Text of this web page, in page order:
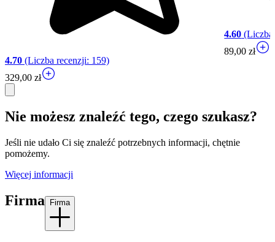
4.70 (Liczba recenzji: 159)
329,00 zł
4.60 (Liczba
89,00 zł
Nie możesz znaleźć tego, czego szukasz?
Jeśli nie udało Ci się znaleźć potrzebnych informacji, chętnie
pomożemy.
Więcej informacji
Firma Firma